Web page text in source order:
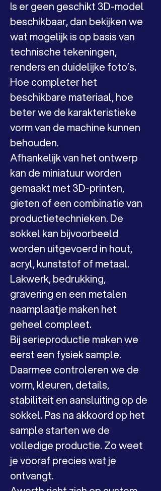
Is er geen geschikt 3D-model
beschikbaar, dan bekijken we
wat mogelijk is op basis van
technische tekeningen,
renders en duidelijke foto’s.
Hoe completer het
beschikbare materiaal, hoe
beter we de karakteristieke
vorm van de machine kunnen
behouden.
Afhankelijk van het ontwerp
kan de miniatuur worden
gemaakt met 3D-printen,
gieten of een combinatie van
productietechnieken. De
sokkel kan bijvoorbeeld
worden uitgevoerd in hout,
acryl, kunststof of metaal.
Lakwerk, bedrukking,
gravering en een metalen
naamplaatje maken het
geheel compleet.
Bij serieproductie maken we
eerst een fysiek sample.
Daarmee controleren we de
vorm, kleuren, details,
stabiliteit en aansluiting op de
sokkel. Pas na akkoord op het
sample starten we de
volledige productie. Zo weet
je vooraf precies wat je
ontvangt.